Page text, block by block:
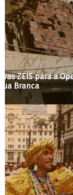
PIU Vila
interesse